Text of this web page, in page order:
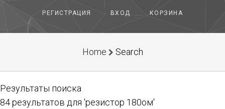
РЕГИСТРАЦИЯ ВХОД КОРЗИНА
Home Search
Результаты поиска
84 результатов для 'резистор 180ом'